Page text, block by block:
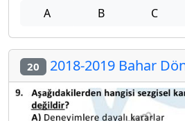
A B C
20 2018-2019 Bahar